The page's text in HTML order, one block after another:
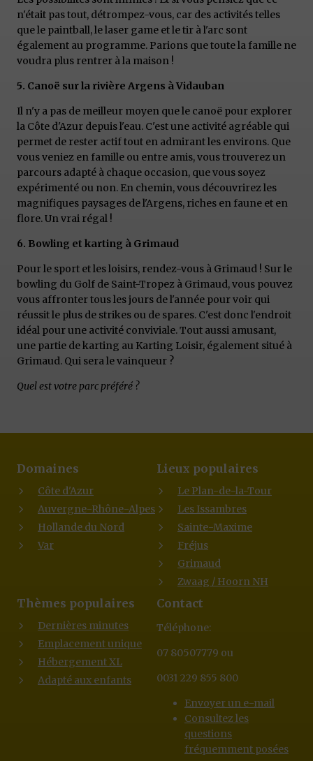
n'était pas tout, détrompez-vous, car des activités telles
que le paintball, le laser game et le tir à l'arc sont
également au programme. Parions que toute la famille ne
voudra plus rentrer à la maison !
5. Canoë sur la rivière Argens à Vidauban
Il n'y a pas de meilleur moyen que le canoë pour explorer
la Côte d'Azur depuis l'eau. C'est une activité agréable qui
permet de rester actif tout en admirant les environs. Que
vous veniez en famille ou entre amis, vous trouverez un
parcours adapté à chaque occasion, que vous soyez
expérimenté ou non. En chemin, vous découvrirez les
magnifiques paysages de l'Argens, riches en faune et en
flore. Un vrai régal !
6. Bowling et karting à Grimaud
Pour le sport et les loisirs, rendez-vous à Grimaud ! Sur le
bowling du Golf de Saint-Tropez à Grimaud, vous pouvez
vous affronter tous les jours de l'année pour voir qui
réussit le plus de strikes ou de spares. C'est donc l'endroit
idéal pour une activité conviviale. Tout aussi amusant,
une partie de karting au Karting Loisir, également situé à
Grimaud. Qui sera le vainqueur ?
Quel est votre parc préféré ?
Domaines
Côte d'Azur
Auvergne-Rhône-Alpes
Hollande du Nord
Var
Lieux populaires
Le Plan-de-la-Tour
Les Issambres
Sainte-Maxime
Fréjus
Grimaud
Zwaag / Hoorn NH
Thèmes populaires
Dernières minutes
Emplacement unique
Hébergement XL
Adapté aux enfants
Contact
Téléphone:
07 80507779 ou
0031 229 855 800
Envoyer un e-mail
Consultez les
questions
fréquemment posées